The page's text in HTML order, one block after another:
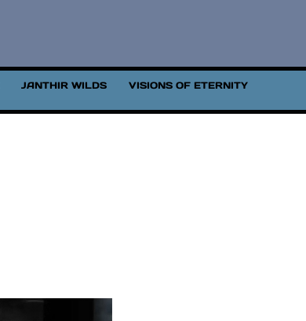
JANTHIR WILDS
VISIONS OF ETERNITY